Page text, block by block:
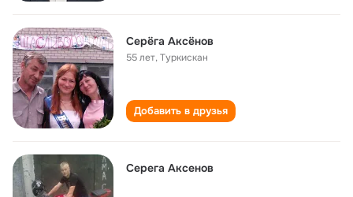
Серёга Аксёнов
55 лет,Туркискан
Добавить в друзья
Серега Аксенов